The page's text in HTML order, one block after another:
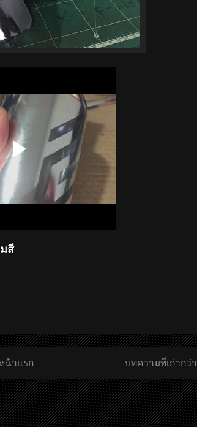
สี
บทความที่เก่ากว่า
หน้าแรก